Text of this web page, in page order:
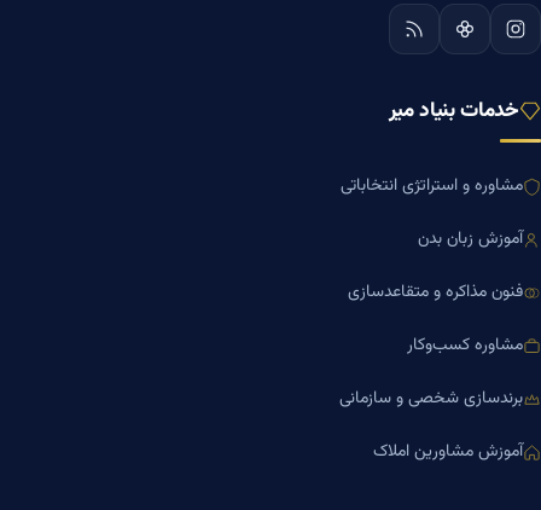
خدمات بنیاد میر
مشاوره و استراتژی انتخاباتی
آموزش زبان بدن
فنون مذاکره و متقاعدسازی
مشاوره کسب‌وکار
برندسازی شخصی و سازمانی
آموزش مشاورین املاک